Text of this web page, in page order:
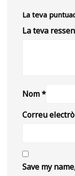
La teva
La teva
Nom*
Correu
Save my